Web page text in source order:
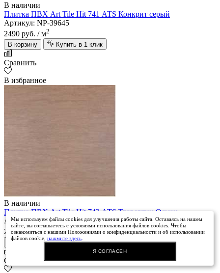
В наличии
Плитка ПВХ Art Tile Hit 741 АТS Конкрит серый
Артикул: NP-39645
2490 руб. / м2
В корзину
Купить в 1 клик
Сравнить
В избранное
В наличии
Плитка ПВХ Art Tile Hit 742 АТS Травертин Осман
Артикул: NP-39646
2488 руб. / м2
В корзину
Купить в 1 клик
Сравнить
Мы используем файлы cookies для улучшения работы сайта. Оставаясь на нашем
сайте, вы соглашаетесь с условиями использования файлов cookies. Чтобы
ознакомиться с нашими Положениями о конфиденциальности и об использовании
файлов cookie,нажмите здесь
Я СОГЛАСЕН